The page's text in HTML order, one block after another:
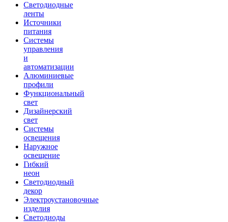
Светодиодные
ленты
Источники
питания
Системы
управления
и
автоматизации
Алюминиевые
профили
Функциональный
свет
Дизайнерский
свет
Системы
освещения
Наружное
освещение
Гибкий
неон
Светодиодный
декор
Электроустановочные
изделия
Светодиоды